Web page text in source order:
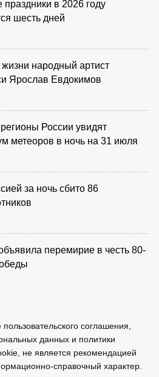
праздники в 2026 году
шесть дней
народный артист
Ярослав Евдокимов
России увидят
метеоров в ночь на 31 июля
за ночь сбито 86
перемирие в честь 80-
соглашения,
данных и политики
не является рекомендацией
справочный характер.